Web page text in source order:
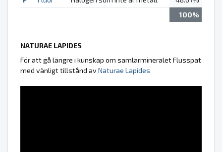
100%
NATURAE LAPIDES
För att gå längre i kunskap om samlarmineralet Flusspat
med vänligt tillstånd avNaturae Lapides